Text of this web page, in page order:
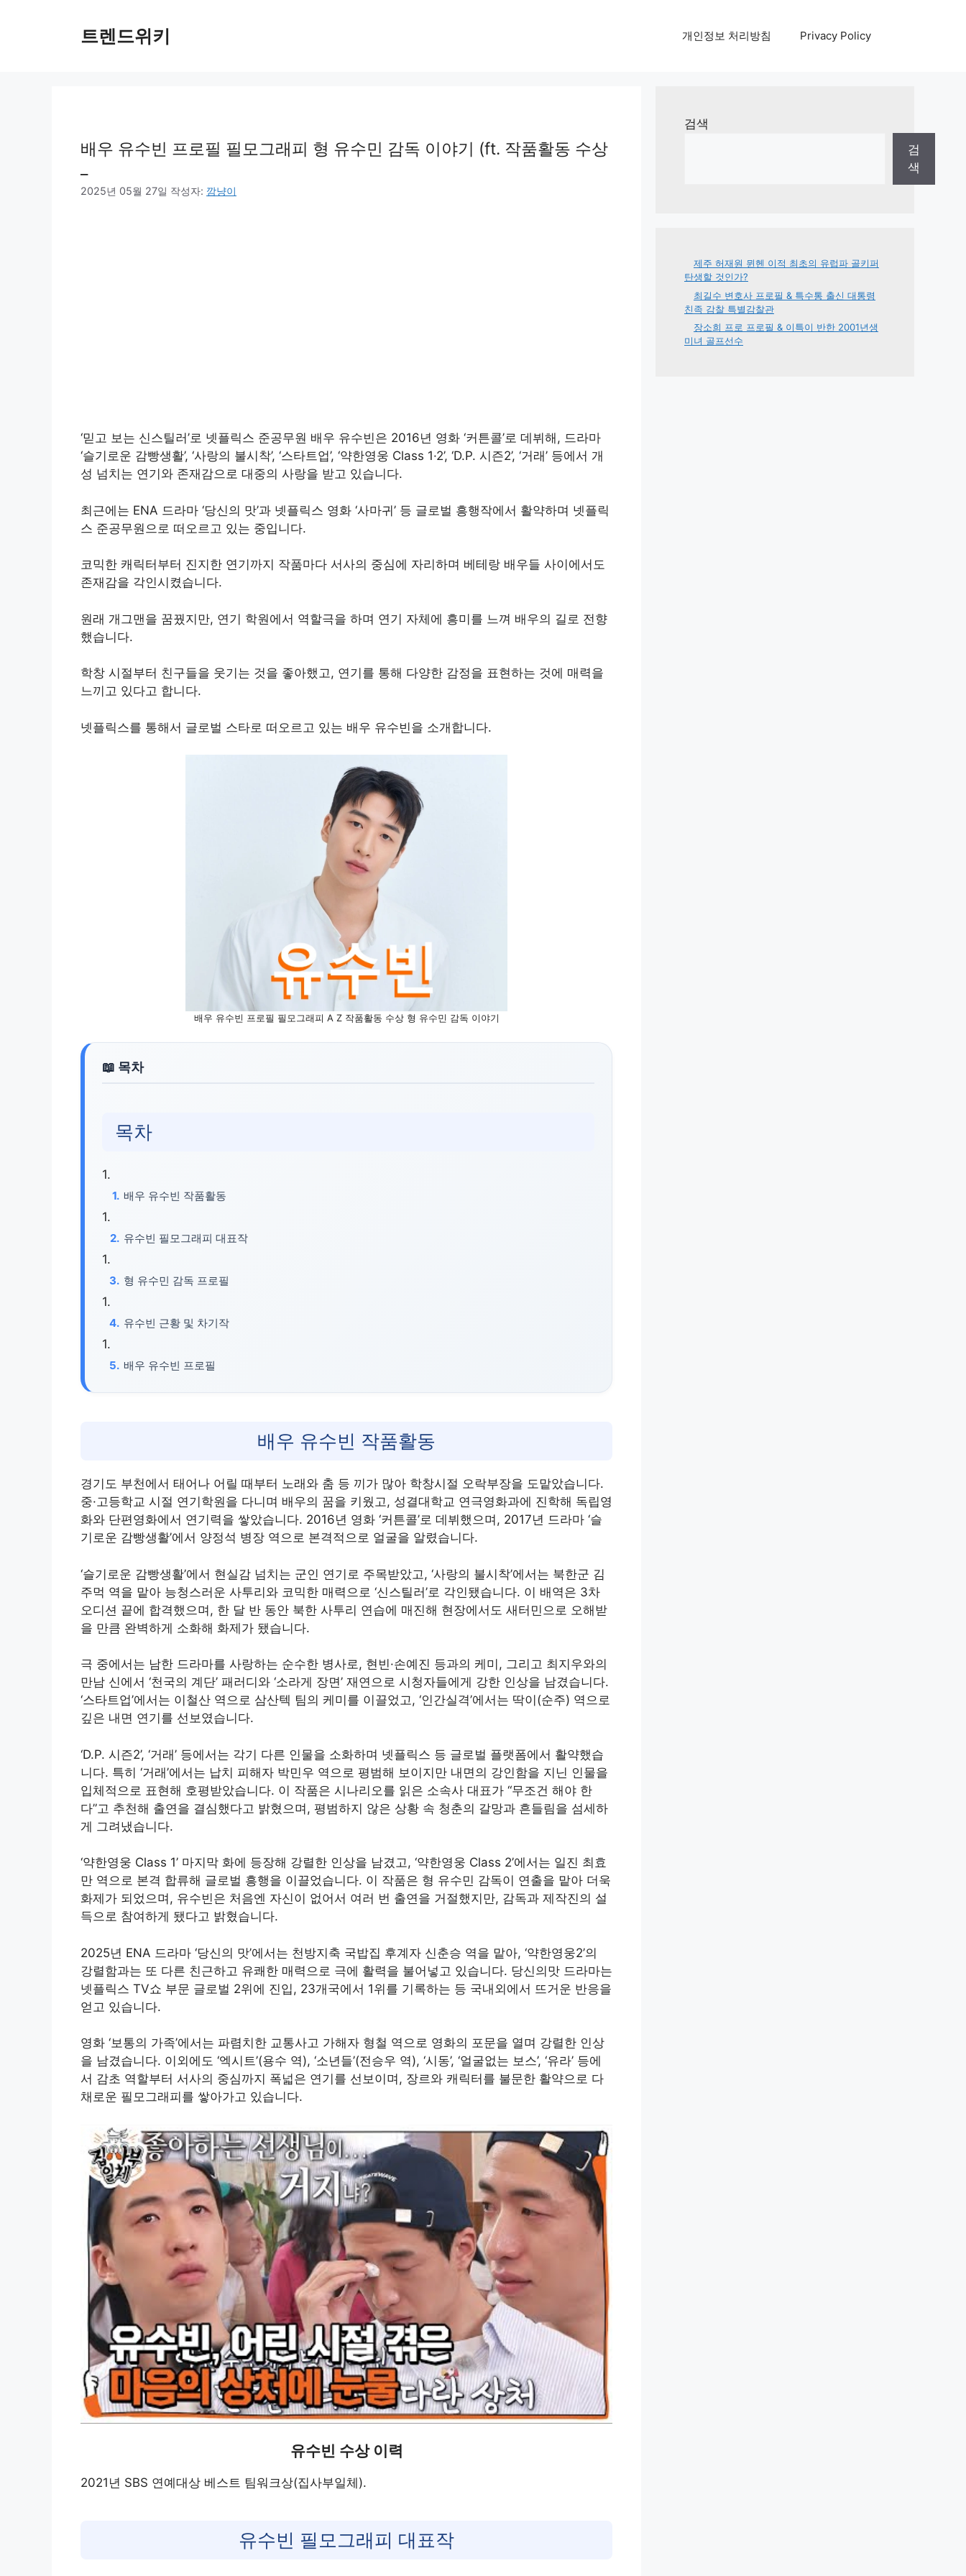
트렌드위키 개인정보 처리방침 Privacy Policy
배우 유수빈 프로필 필모그래피 형 유수민 감독 이야기 (ft. 작품활동 수상
2025년 05월 27일 작성자: 깜냥이
‘믿고 보는 신스틸러’로 넷플릭스 준공무원 배우 유수빈은 2016년 영화 ‘커튼콜’로 데뷔해, 드라마
‘슬기로운 감빵생활’, ‘사랑의 불시착’, ‘스타트업’, ‘약한영웅 Class 1·2’, ‘D.P. 시즌2’, ‘거래’ 등에서 개
성 넘치는 연기와 존재감으로 대중의 사랑을 받고 있습니다.
최근에는 ENA 드라마 ‘당신의 맛’과 넷플릭스 영화 ‘사마귀’ 등 글로벌 흥행작에서 활약하며 넷플릭
스 준공무원으로 떠오르고 있는 중입니다.
코믹한 캐릭터부터 진지한 연기까지 작품마다 서사의 중심에 자리하며 베테랑 배우들 사이에서도
존재감을 각인시켰습니다.
원래 개그맨을 꿈꿨지만, 연기 학원에서 역할극을 하며 연기 자체에 흥미를 느껴 배우의 길로 전향
했습니다.
학창 시절부터 친구들을 웃기는 것을 좋아했고, 연기를 통해 다양한 감정을 표현하는 것에 매력을
느끼고 있다고 합니다.
넷플릭스를 통해서 글로벌 스타로 떠오르고 있는 배우 유수빈을 소개합니다.
배우 유수빈 프로필 필모그래피 A Z 작품활동 수상 형 유수민 감독 이야기
목차
배우 유수빈 작품활동
유수빈 필모그래피 대표작
형 유수민 감독 프로필
유수빈 근황 및 차기작
배우 유수빈 프로필
배우 유수빈 작품활동
경기도 부천에서 태어나 어릴 때부터 노래와 춤 등 끼가 많아 학창시절 오락부장을 도맡았습니다.
중·고등학교 시절 연기학원을 다니며 배우의 꿈을 키웠고, 성결대학교 연극영화과에 진학해 독립영
화와 단편영화에서 연기력을 쌓았습니다. 2016년 영화 ‘커튼콜’로 데뷔했으며, 2017년 드라마 ‘슬
기로운 감빵생활’에서 양정석 병장 역으로 본격적으로 얼굴을 알렸습니다.
‘슬기로운 감빵생활’에서 현실감 넘치는 군인 연기로 주목받았고, ‘사랑의 불시착’에서는 북한군 김
주먹 역을 맡아 능청스러운 사투리와 코믹한 매력으로 ‘신스틸러’로 각인됐습니다. 이 배역은 3차
오디션 끝에 합격했으며, 한 달 반 동안 북한 사투리 연습에 매진해 현장에서도 새터민으로 오해받
을 만큼 완벽하게 소화해 화제가 됐습니다.
극 중에서는 남한 드라마를 사랑하는 순수한 병사로, 현빈·손예진 등과의 케미, 그리고 최지우와의
만남 신에서 ‘천국의 계단’ 패러디와 ‘소라게 장면’ 재연으로 시청자들에게 강한 인상을 남겼습니다.
‘스타트업’에서는 이철산 역으로 삼산텍 팀의 케미를 이끌었고, ‘인간실격’에서는 딱이(순주) 역으로
깊은 내면 연기를 선보였습니다.
‘D.P. 시즌2’, ‘거래’ 등에서는 각기 다른 인물을 소화하며 넷플릭스 등 글로벌 플랫폼에서 활약했습
니다. 특히 ‘거래’에서는 납치 피해자 박민우 역으로 평범해 보이지만 내면의 강인함을 지닌 인물을
입체적으로 표현해 호평받았습니다. 이 작품은 시나리오를 읽은 소속사 대표가 “무조건 해야 한
다”고 추천해 출연을 결심했다고 밝혔으며, 평범하지 않은 상황 속 청춘의 갈망과 흔들림을 섬세하
게 그려냈습니다.
‘약한영웅 Class 1’ 마지막 화에 등장해 강렬한 인상을 남겼고, ‘약한영웅 Class 2’에서는 일진 최효
만 역으로 본격 합류해 글로벌 흥행을 이끌었습니다. 이 작품은 형 유수민 감독이 연출을 맡아 더욱
화제가 되었으며, 유수빈은 처음엔 자신이 없어서 여러 번 출연을 거절했지만, 감독과 제작진의 설
득으로 참여하게 됐다고 밝혔습니다.
2025년 ENA 드라마 ‘당신의 맛’에서는 천방지축 국밥집 후계자 신춘승 역을 맡아, ‘약한영웅2’의
강렬함과는 또 다른 친근하고 유쾌한 매력으로 극에 활력을 불어넣고 있습니다. 당신의맛 드라마는
넷플릭스 TV쇼 부문 글로벌 2위에 진입, 23개국에서 1위를 기록하는 등 국내외에서 뜨거운 반응을
얻고 있습니다.
영화 ‘보통의 가족’에서는 파렴치한 교통사고 가해자 형철 역으로 영화의 포문을 열며 강렬한 인상
을 남겼습니다. 이외에도 ‘엑시트’(용수 역), ‘소년들’(전승우 역), ‘시동’, ‘얼굴없는 보스’, ‘유라’ 등에
서 감초 역할부터 서사의 중심까지 폭넓은 연기를 선보이며, 장르와 캐릭터를 불문한 활약으로 다
채로운 필모그래피를 쌓아가고 있습니다.
유수빈 수상 이력
2021년 SBS 연예대상 베스트 팀워크상(집사부일체).
유수빈 필모그래피 대표작
검색
검
색
제주 허재원 뮌헨 이적 최초의 유럽파 골키퍼
탄생할 것인가?
최길수 변호사 프로필 & 특수통 출신 대통령
친족 감찰 특별감찰관
장소희 프로 프로필 & 이특이 반한 2001년생
미녀 골프선수